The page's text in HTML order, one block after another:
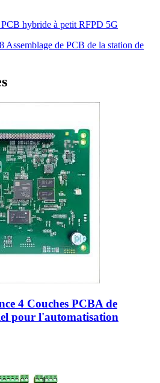
PCB hybride à petit RFPD 5G
Assemblage de PCB de la station de
4 Couches PCBA de
pour l'automatisation